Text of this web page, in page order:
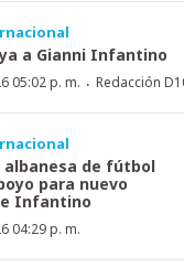
a Gianni Infantino
05:02 p. m. · Redacción
albanesa de fútbol
para nuevo
Infantino
04:29 p. m.